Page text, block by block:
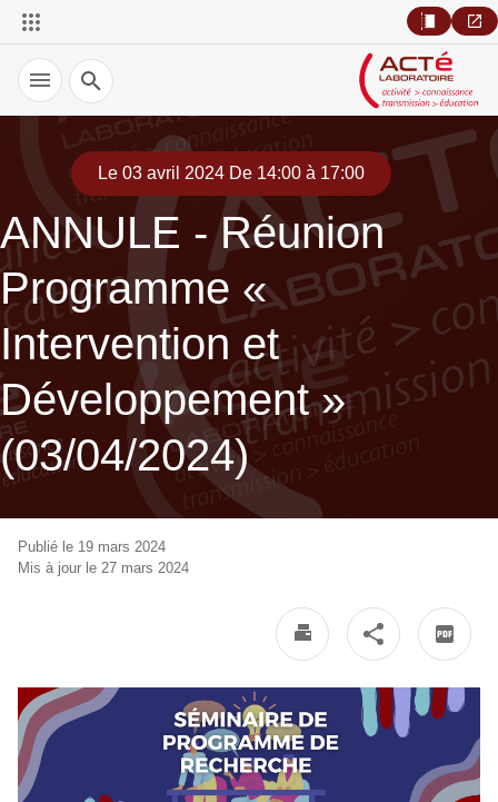
Recherche
Le 03 avril 2024 De 14:00 à 17:00
ANNULE - Réunion
Programme «
Intervention et
Développement »
(03/04/2024)
Publié le 19 mars 2024
Mis à jour le 27 mars 2024